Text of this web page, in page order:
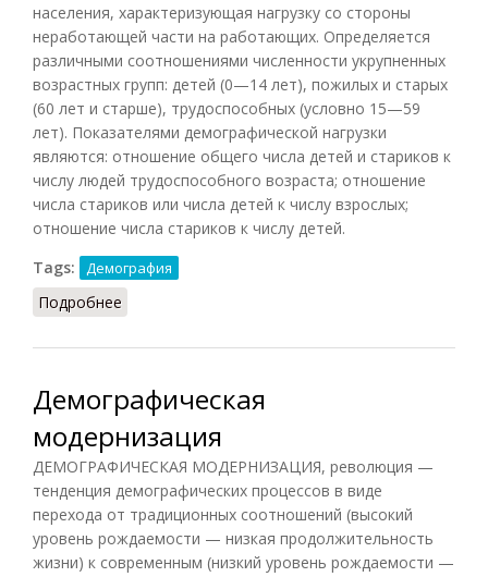
населения, характеризующая нагрузку со стороны
неработающей части на работающих. Определяется
различными соотношениями численности укрупненных
возрастных групп: детей (0—14 лет), пожилых и старых
(60 лет и старше), трудоспособных (условно 15—59
лет). Показателями демографической нагрузки
являются: отношение общего числа детей и стариков к
числу людей трудоспособного возраста; отношение
числа стариков или числа детей к числу взрослых;
отношение числа стариков к числу детей.
Tags:
Демография
Подробнее
Демографическая
модернизация
ДЕМОГРАФИЧЕСКАЯ МОДЕРНИЗАЦИЯ, революция —
тенденция демографических процессов в виде
перехода от традиционных соотношений (высокий
уровень рождаемости — низкая продолжительность
жизни) к современным (низкий уровень рождаемости —